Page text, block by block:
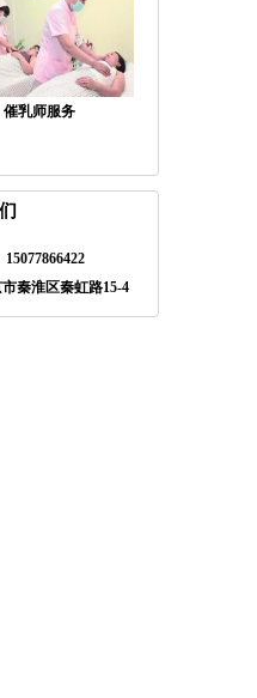
催乳师服务
秦淮区秦虹路15-4